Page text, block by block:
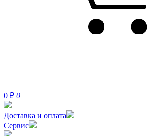
0 ₽ 0
Доставка и оплата
Сервис